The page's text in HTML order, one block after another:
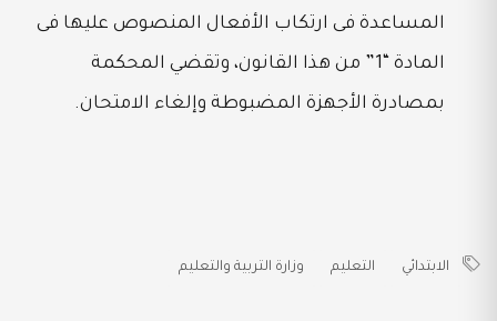
المساعدة فى ارتكاب الأفعال المنصوص عليها فى
المادة “1” من هذا القانون، وتقضي المحكمة
بمصادرة الأجهزة المضبوطة وإلغاء الامتحان.
الابتدائي التعليم وزارة التربية والتعليم